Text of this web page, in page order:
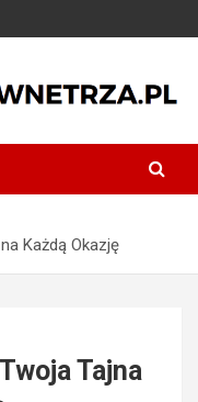
Każdą Okazję
Tajna